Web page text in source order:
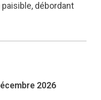
débordant
2026